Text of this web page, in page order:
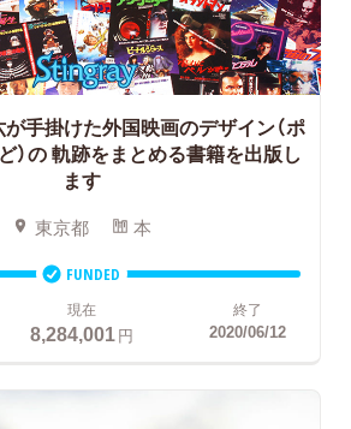
手掛けた外国映画のデザイン（ポ
）の軌跡をまとめる書籍を出版し
ます
東京都 本
FUNDED
現在
8,284,001円
終了
2020/06/12